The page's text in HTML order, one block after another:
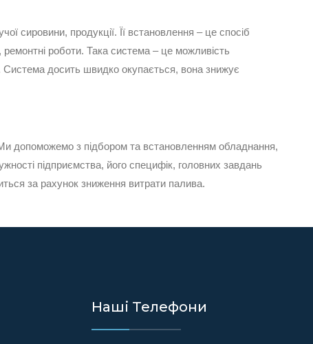
сировини, продукції. Її встановлення – це спосіб
роботи. Така система – це можливість
Система досить швидко окупається, вона знижує
допоможемо з підбором та встановленням обладнання,
підприємства, його специфік, головних завдань
за рахунок зниження витрати палива.
Наші Телефони